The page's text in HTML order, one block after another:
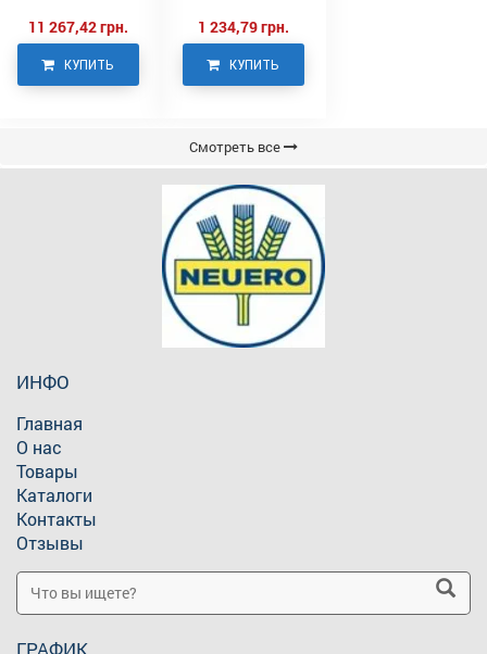
11 267,42 грн.
КУПИТЬ
1 234,79 грн.
КУПИТЬ
Смотреть все
ИНФО
Главная
О нас
Товары
Каталоги
Контакты
Отзывы
ГРАФИК